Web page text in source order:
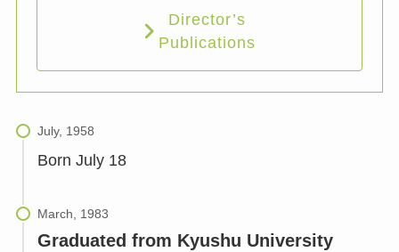
Director’s
Publications
Born July 18
Graduated from Kyushu University